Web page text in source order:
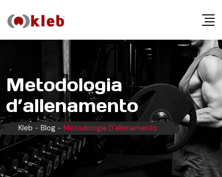
t
e
n
t
Metodologia
d’allenamento
Kleb - Blog - Metodologia D'allenamento